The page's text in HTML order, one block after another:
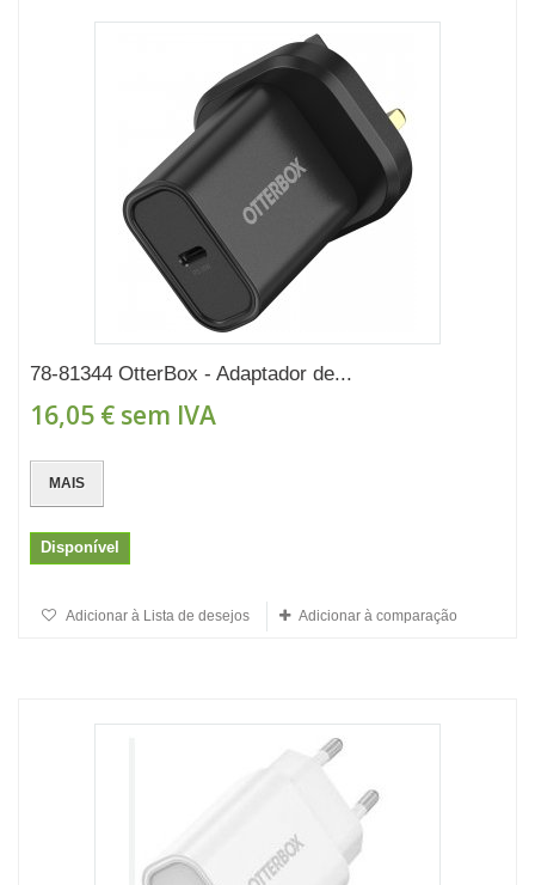
78-81344 OtterBox - Adaptador de...
16,05 € sem IVA
MAIS
Disponível
Adicionar à Lista de desejos Adicionar à comparação